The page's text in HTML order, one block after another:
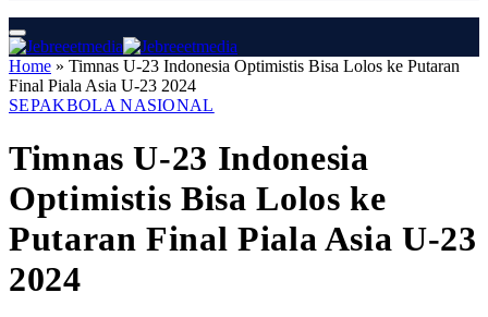
Home » Timnas U-23 Indonesia Optimistis Bisa Lolos ke Putaran
Final Piala Asia U-23 2024
SEPAKBOLA NASIONAL
Timnas U-23 Indonesia
Optimistis Bisa Lolos ke
Putaran Final Piala Asia U-23
2024